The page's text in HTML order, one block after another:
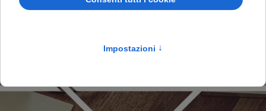
Realizzo siti web incentrati sul marketing che
Partner in projectweb.cloud